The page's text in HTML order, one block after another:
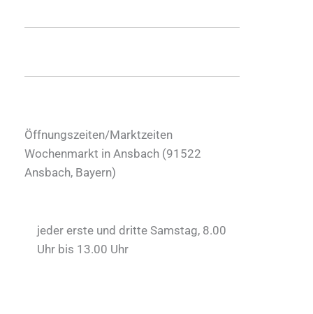
Öffnungszeiten/Marktzeiten
Wochenmarkt in Ansbach (91522
Ansbach, Bayern)
jeder erste und dritte Samstag, 8.00
Uhr bis 13.00 Uhr